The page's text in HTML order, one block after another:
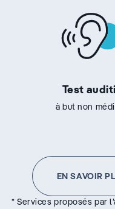
Test
à but non
EN SAVOIR
* Services proposés par